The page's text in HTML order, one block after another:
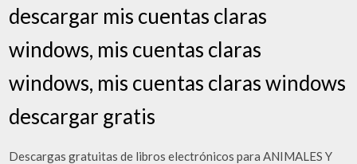
descargar mis cuentas claras
windows, mis cuentas claras
windows, mis cuentas claras windows
descargar gratis
Descargas gratuitas de libros electrónicos para ANIMALES Y